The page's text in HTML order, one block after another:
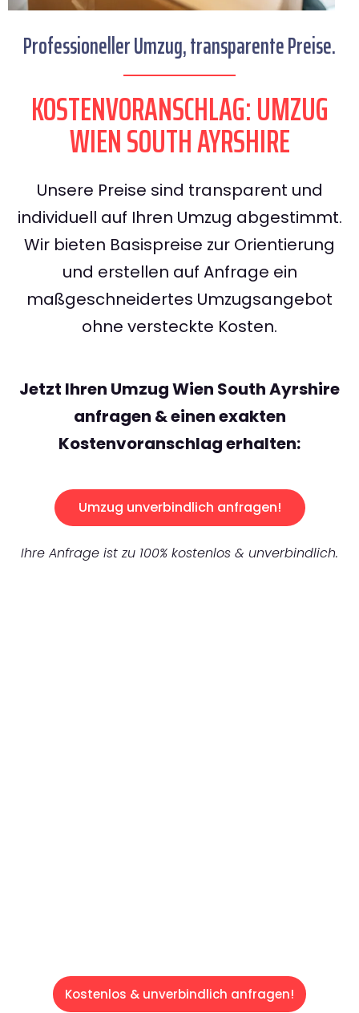
Professioneller Umzug, transparente Preise.
KOSTENVORANSCHLAG: UMZUG
WIEN SOUTH AYRSHIRE
Unsere Preise sind transparent und
individuell auf Ihren Umzug abgestimmt.
Wir bieten Basispreise zur Orientierung
und erstellen auf Anfrage ein
maßgeschneidertes Umzugsangebot
ohne versteckte Kosten.
Jetzt Ihren Umzug Wien South Ayrshire
anfragen & einen exakten
Kostenvoranschlag erhalten:
Umzug unverbindlich anfragen!
Ihre Anfrage ist zu 100% kostenlos & unverbindlich.
Kostenlos & unverbindlich anfragen!